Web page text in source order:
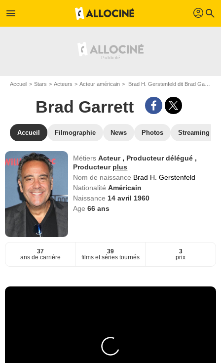
menu profil search
Accueil Stars Acteurs Acteur américain Brad H. Gerstenfeld dit Brad Garrett
Brad Garrett
Accueil Filmographie News Photos Streaming
MétiersActeur , Producteur délégué ,
Producteur plus
Nom de naissance Brad H. Gerstenfeld
NationalitéAméricain
Naissance 14 avril 1960
Age66 ans
37
ans de carrière
39
films et séries tournés
3
prix